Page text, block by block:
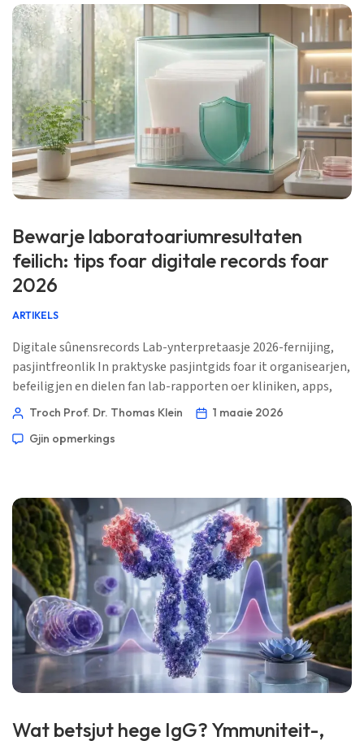
Bewarje laboratoariumresultaten
feilich: tips foar digitale records foar
2026
ARTIKELS
Digitale sûnensrecords Lab-ynterpretaasje 2026-fernijing,
pasjintfreonlik In praktyske pasjintgids foar it organisearjen,
befeiligjen en dielen fan lab-rapporten oer kliniken, apps,
famyljeakkounts en AI-sûnensark, sûnder de medyske
~11 minuten 📅 1 maaie 2026 📝 Publisearre: 1 maaie 2026
Troch Prof. Dr. Thomas Klein
1 maaie 2026
Gjin opmerkings
Wat betsjut hege IgG? Ymmuniteit-,